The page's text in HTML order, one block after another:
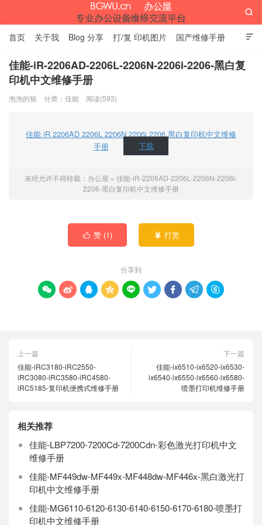
办公屋

首页 关于我 Blog 分享 打/复 印机图片 国产维修手册
外资维修手册 伊萨网址大全 办公设备网页名片 留言板

佳能-iR-2206AD-2206L-2206N-2206i-2206-黑白复
印机中文维修手册
泡泡的狼 分类： 佳能 阅读(593)
佳能 iR 2206AD 2206L 2206N 2206i 2206 黑白复印机中文维修
手册
下载
未经允许不得转载： 办公屋 » 佳能-iR-2206AD-2206L-2206N-2206i-
2206-黑白复印机中文维修手册
 赞 (1)  打赏
分享到
        
上一篇
佳能-iRC3180-iRC2550-
iRC3080-iRC3580-iRC4580-
iRC5185-复印机便携式维修手册
下一篇
佳能-ix6510-ix6520-ix6530-
ix6540-ix6550-ix6560-ix6580-
喷墨打印机维修手册
相关推荐
佳能-LBP7200-7200Cd-7200Cdn-彩色激光打印机中文
维修手册
佳能-MF449dw-MF449x-MF448dw-MF446x-黑白激光打
印机中文维修手册
佳能-MG6110-6120-6130-6140-6150-6170-6180-喷墨打
印机中文维修手册